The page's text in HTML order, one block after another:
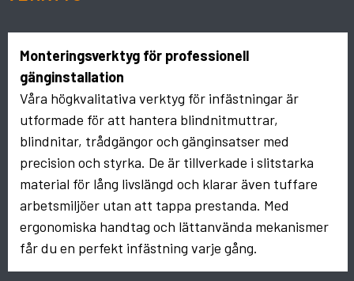
Monteringsverktyg för professionell
gänginstallation
Våra högkvalitativa verktyg för infästningar är
utformade för att hantera blindnitmuttrar,
blindnitar, trådgängor och gänginsatser med
precision och styrka. De är tillverkade i slitstarka
material för lång livslängd och klarar även tuffare
arbetsmiljöer utan att tappa prestanda. Med
ergonomiska handtag och lättanvända mekanismer
får du en perfekt infästning varje gång.